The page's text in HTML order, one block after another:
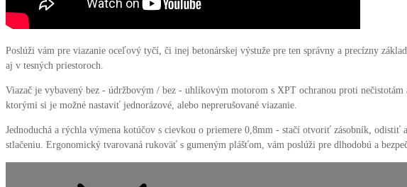
Poslúži vám pre viazanie oceľový tyčí, či inej betonárskej výstuže pre ten správny a precízny
aj v tesných priestoroch.
Viazač je vybavený bez - údržbovým / bez - uhlíkovým motorom s XPT ochranou proti
ktorými si je možné nastaviť jednorázové, alebo neprerušované viazanie.
Jednoduchá a rýchla výmena kotúčov s cievkou o priemere 0,8mm - stačí otvoriť zásobník,
stlačeniu. Ergonomický tvarovaná rukoväť s gumeným plášťom, vám poslúži pre dlhodobú a